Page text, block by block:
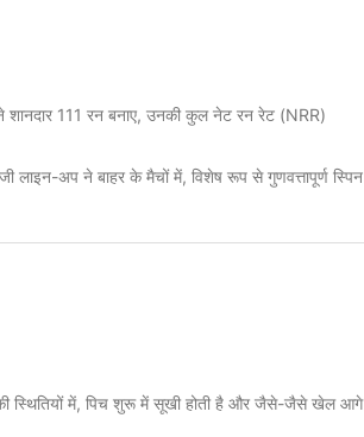
शानदार 111 रन बनाए, उनकी कुल नेट रन रेट (NRR)
लाइन-अप ने बाहर के मैचों में, विशेष रूप से गुणवत्तापूर्ण स्पिन
स्थितियों में, पिच शुरू में सूखी होती है और जैसे-जैसे खेल आगे